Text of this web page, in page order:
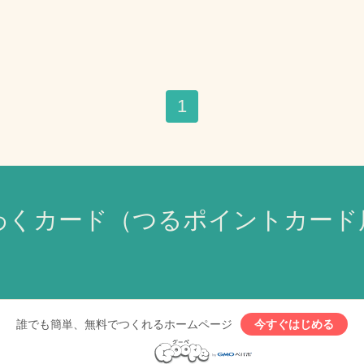
1
くカード（つるポイントカード
誰でも簡単、無料でつくれるホームページ 今すぐはじめる